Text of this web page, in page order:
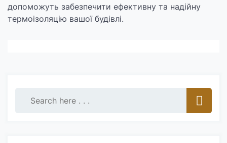
допоможуть забезпечити ефективну та надійну
термоізоляцію вашої будівлі.